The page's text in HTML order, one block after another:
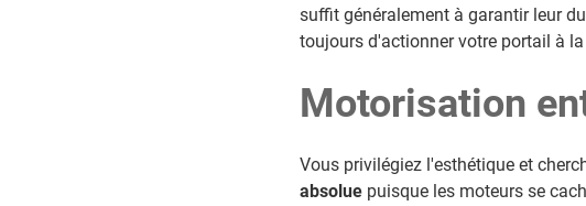
suffit généralement à garantir leur
toujours d'actionner votre portail à
Motorisation
Vous privilégiez l'esthétique et
absolue puisque les moteurs se